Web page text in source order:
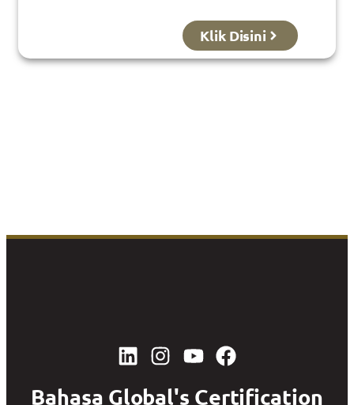
Klik Disini
Bahasa Global's Certification